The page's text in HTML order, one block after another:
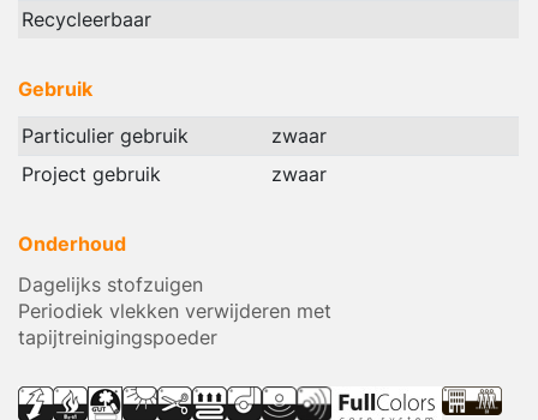
Recycleerbaar
Gebruik
Particulier gebruik
zwaar
Project gebruik
zwaar
Onderhoud
Dagelijks stofzuigen
Periodiek vlekken verwijderen met
tapijtreinigingspoeder